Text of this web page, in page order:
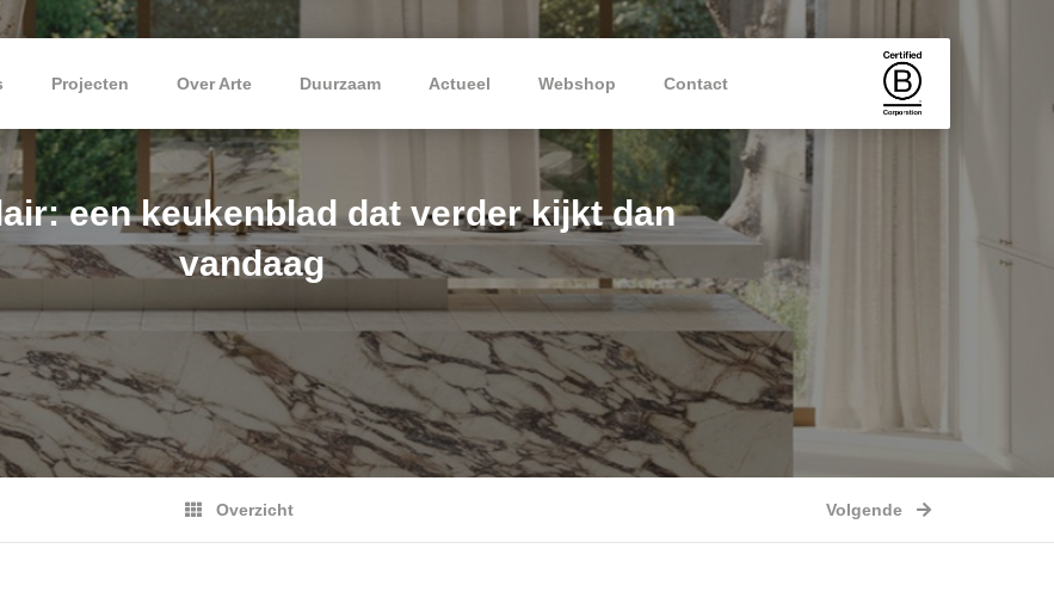
Projecten Over Arte Duurzaam Actueel Webshop Contact
een keukenblad dat verder kijkt dan
vandaag
Overzicht Volgende